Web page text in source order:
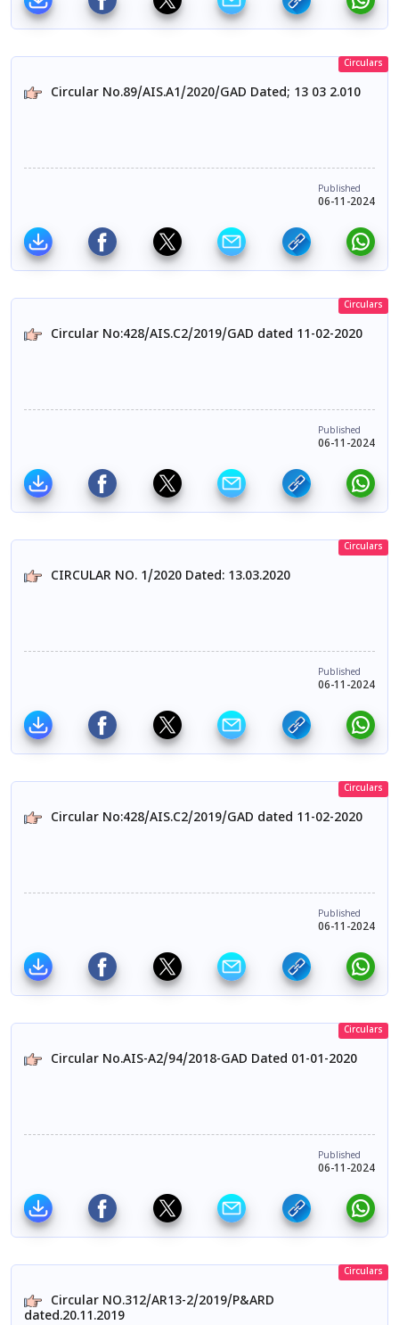
Circulars
Circular No.89/AIS.A1/2020/GAD Dated; 13 03 2.010
Published
06-11-2024
Circulars
Circular No:428/AIS.C2/2019/GAD dated 11-02-2020
Published
06-11-2024
Circulars
CIRCULAR NO. 1/2020 Dated: 13.03.2020
Published
06-11-2024
Circulars
Circular No:428/AIS.C2/2019/GAD dated 11-02-2020
Published
06-11-2024
Circulars
Circular No.AIS-A2/94/2018-GAD Dated 01-01-2020
Published
06-11-2024
Circulars
Circular NO.312/AR13-2/2019/P&ARD
dated.20.11.2019